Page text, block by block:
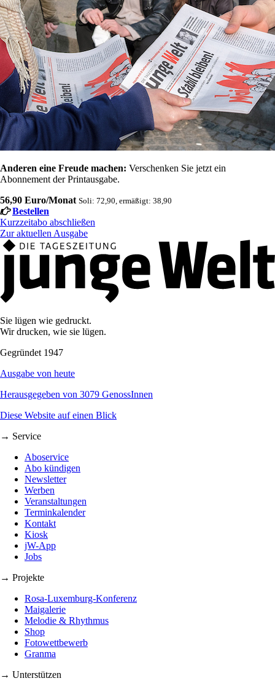
Anderen eine Freude machen: Verschenken Sie jetzt ein
Abonnement der Printausgabe.
56,90 Euro/Monat Soli: 72,90, ermäßigt: 38,90
Bestellen
Kurzzeitabo abschließen
Zur aktuellen Ausgabe
Sie lügen wie gedruckt.
Wir drucken, wie sie lügen.
Gegründet 1947
Ausgabe von heute
Herausgegeben von 3079 GenossInnen
Diese Website auf einen Blick
→ Service
Aboservice
Abo kündigen
Newsletter
Werben
Veranstaltungen
Terminkalender
Kontakt
Kiosk
jW-App
Jobs
→ Projekte
Rosa-Luxemburg-Konferenz
Maigalerie
Melodie & Rhythmus
Shop
Fotowettbewerb
Granma
→ Unterstützen